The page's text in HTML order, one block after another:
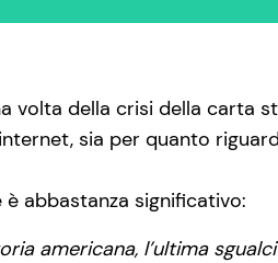
volta della crisi della carta
sia per quanto
è abbastanza significativo:
americana, l’ultima